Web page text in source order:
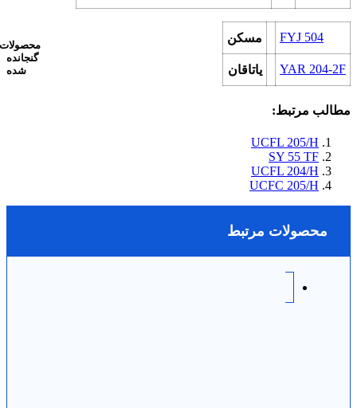
محصولات
گنجانده
شده
مسکن FYJ 504
یاتاقان YAR 204-2F
مطالب مرتبط:
UCFL 205/H
SY 55 TF
UCFL 204/H
UCFC 205/H
محصولات مرتبط